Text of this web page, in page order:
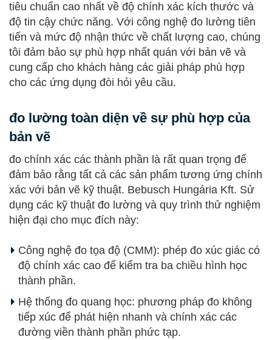
tiêu chuẩn cao nhất về độ chính xác kích thước và
độ tin cậy chức năng. Với công nghệ đo lường tiên
tiến và mức độ nhận thức về chất lượng cao, chúng
tôi đảm bảo sự phù hợp nhất quán với bản vẽ và
cung cấp cho khách hàng các giải pháp phù hợp
cho các ứng dụng đòi hỏi yêu cầu.
đo lường toàn diện về sự phù hợp của
bản vẽ
đo chính xác các thành phần là rất quan trọng để
đảm bảo rằng tất cả các sản phẩm tương ứng chính
xác với bản vẽ kỹ thuật. Bebusch Hungária Kft. Sử
dụng các kỹ thuật đo lường và quy trình thử nghiệm
hiện đại cho mục đích này:
Công nghệ đo tọa độ (CMM): phép đo xúc giác có
độ chính xác cao để kiểm tra ba chiều hình học
thành phần.
Hệ thống đo quang học: phương pháp đo không
tiếp xúc để phát hiện nhanh và chính xác các
đường viền thành phần phức tạp.